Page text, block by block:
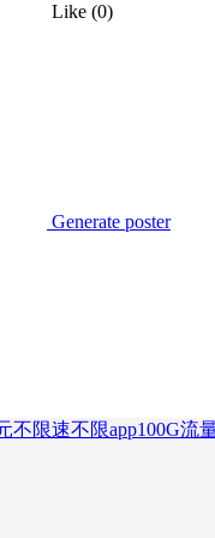
Like (0)
Generate poster
限速不限app100G流